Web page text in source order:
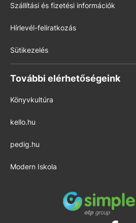
Szállítási és fizetési információk
Hírlevél-feliratkozás
Sütikezelés
További elérhetőségeink
Könyvkultúra
kello.hu
pedig.hu
Modern Iskola